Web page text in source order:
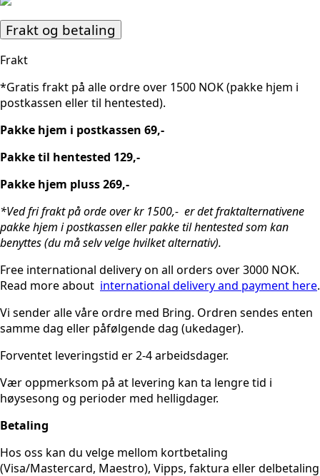
Frakt og betaling
Frakt
*Gratis frakt på alle ordre over 1500 NOK (pakke hjem i
postkassen eller til hentested).
Pakke hjem i postkassen 69,-
Pakke til hentested 129,-
Pakke hjem pluss 269,-
*Ved fri frakt på orde over kr 1500,- er det fraktalternativene
pakke hjem i postkassen eller pakke til hentested som kan
benyttes (du må selv velge hvilket alternativ).
Free international delivery on all orders over 3000 NOK.
Read more about international delivery and payment here.
Vi sender alle våre ordre med Bring. Ordren sendes enten
samme dag eller påfølgende dag (ukedager).
Forventet leveringstid er 2-4 arbeidsdager.
Vær oppmerksom på at levering kan ta lengre tid i
høysesong og perioder med helligdager.
Betaling
Hos oss kan du velge mellom kortbetaling
(Visa/Mastercard, Maestro), Vipps, faktura eller delbetaling